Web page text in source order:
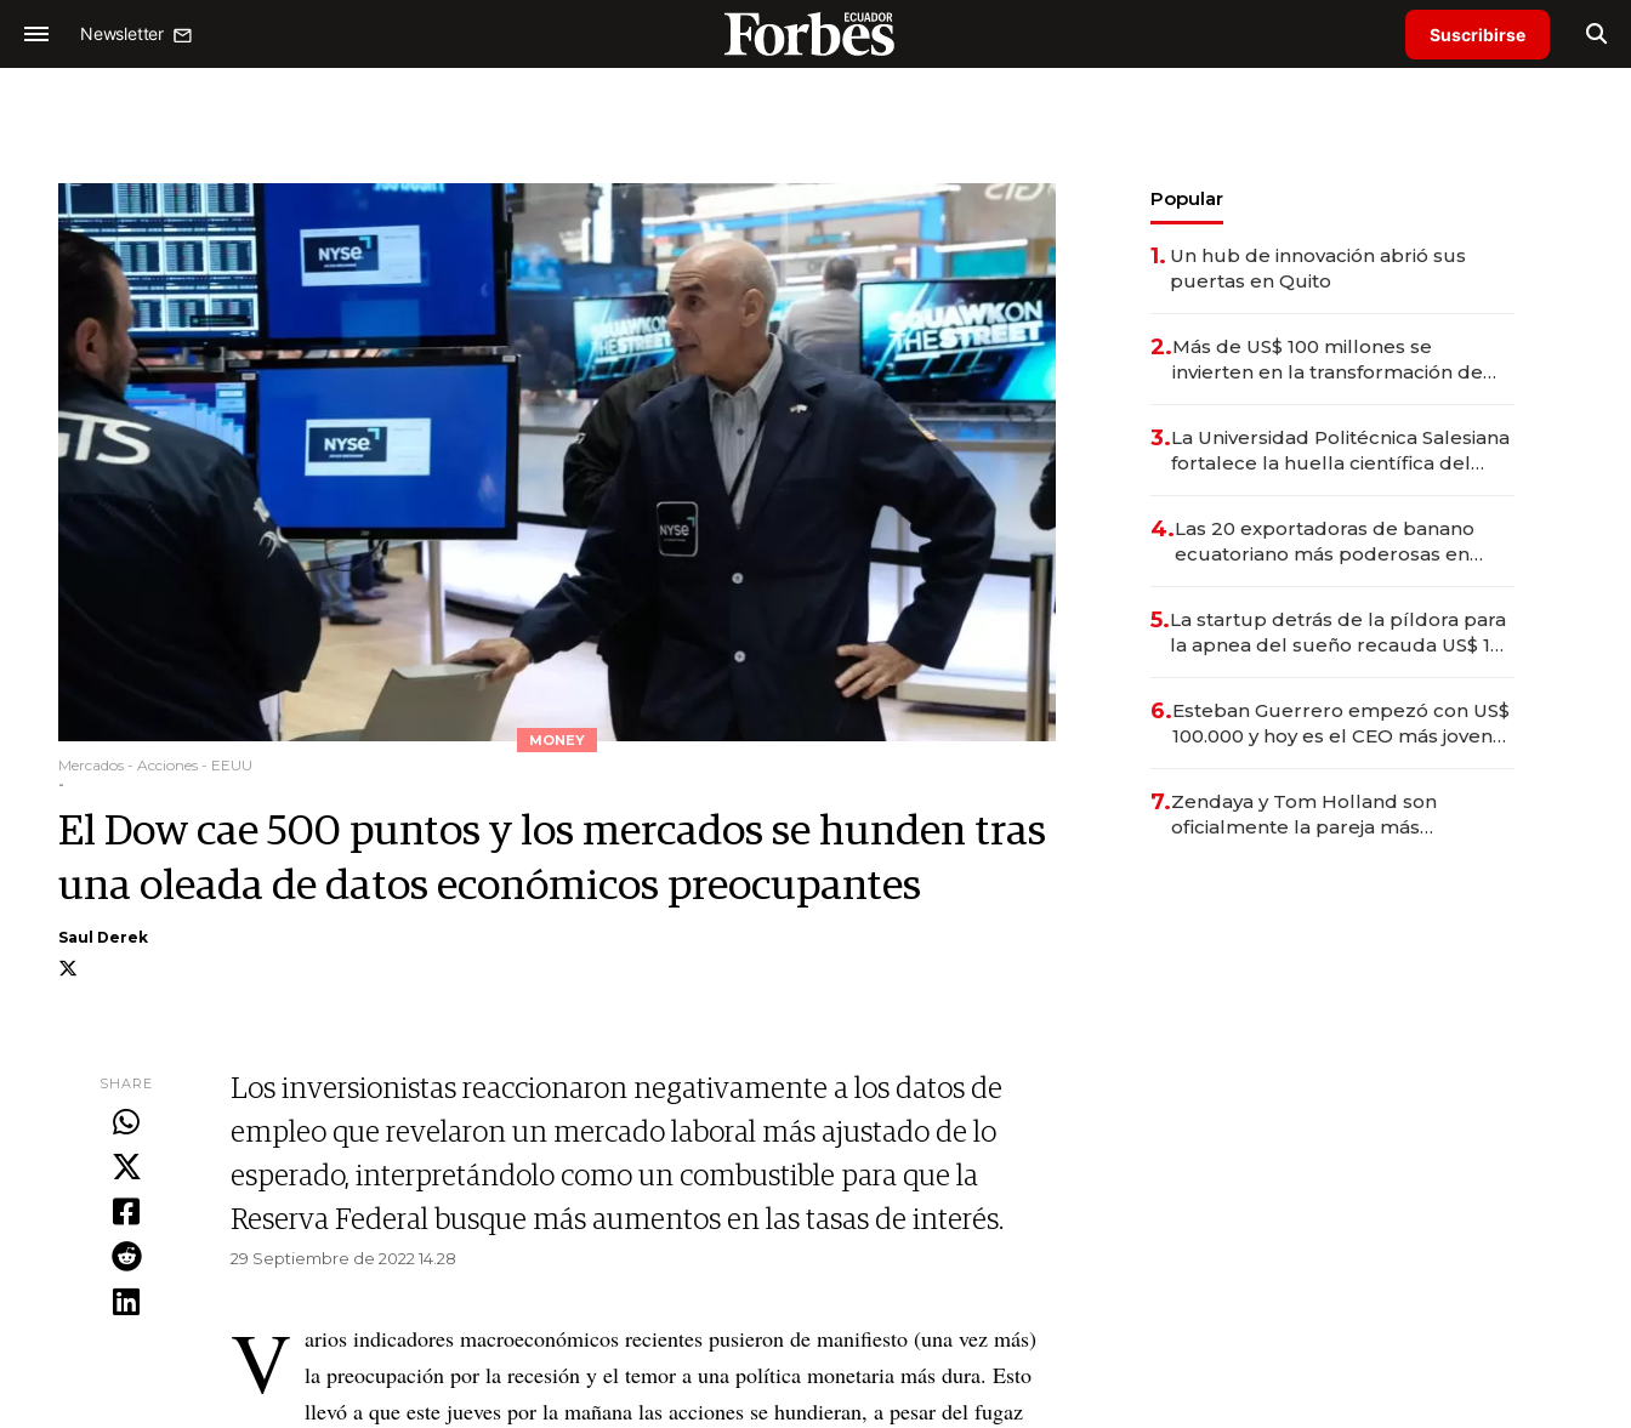
Newsletter Suscribirse
MONEY
Mercados - Acciones - EEUU
-
El Dow cae 500 puntos y los mercados se hunden tras
una oleada de datos económicos preocupantes
Saul Derek
SHARE
Los inversionistas reaccionaron negativamente a los datos de
empleo que revelaron un mercado laboral más ajustado de lo
esperado, interpretándolo como un combustible para que la
Reserva Federal busque más aumentos en las tasas de interés.
29 Septiembre de 2022 14.28
V arios indicadores macroeconómicos recientes pusieron de manifiesto (una vez más)
la preocupación por la recesión y el temor a una política monetaria más dura. Esto
llevó a que este jueves por la mañana las acciones se hundieran, a pesar del fugaz
Popular
1. Un hub de innovación abrió sus
puertas en Quito
2.Más de US$ 100 millones se
invierten en la transformación de
3.La Universidad Politécnica Salesiana
fortalece la huella científica del
4.Las 20 exportadoras de banano
ecuatoriano más poderosas en
5.La startup detrás de la píldora para
la apnea del sueño recauda US$ 192
6.Esteban Guerrero empezó con US$
100.000 y hoy es el CEO más joven
7.Zendaya y Tom Holland son
oficialmente la pareja más